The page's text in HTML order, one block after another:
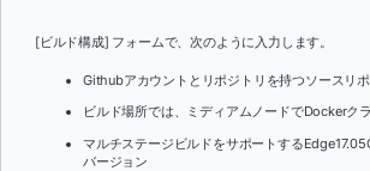
[ビルド構成] フォームで、次のように入力します。
Githubアカウントとリポジトリを持つソースリ
ビルド場所では、ミディアムノードでDockerク
マルチステージビルドをサポートする
バージョン